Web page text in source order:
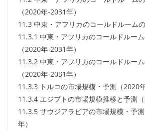
（2020年-2031年）
11.3 中東・アフリカのコールドルーム
11.3.1 中東・アフリカのコールドルー
（2020年-2031年）
11.3.2 中東・アフリカのコールドルー
（2020年-2031年）
11.3.3 トルコの市場規模・予測（2020
11.3.4 エジプトの市場規模推移と予測（
11.3.5 サウジアラビアの市場規模・予
年）